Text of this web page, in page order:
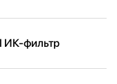
ИК-фильтр